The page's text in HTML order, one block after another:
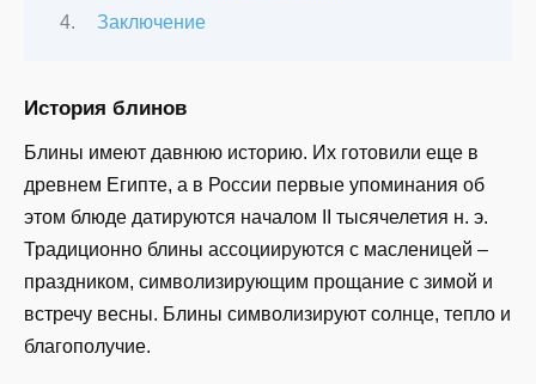
Заключение
История блинов
Блины имеют давнюю историю. Их готовили еще в
древнем Египте, а в России первые упоминания об
этом блюде датируются началом II тысячелетия н. э.
Традиционно блины ассоциируются с масленицей –
праздником, символизирующим прощание с зимой и
встречу весны. Блины символизируют солнце, тепло и
благополучие.